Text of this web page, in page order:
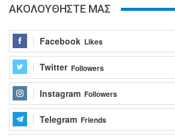
ΑΚΟΛΟΥΘΗΣΤΕ ΜΑΣ
Facebook Likes
Twitter Followers
Instagram Followers
Telegram Friends